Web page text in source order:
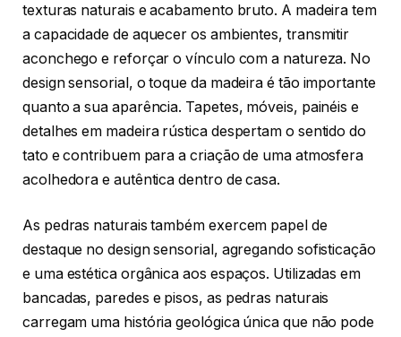
texturas naturais e acabamento bruto. A madeira tem
a capacidade de aquecer os ambientes, transmitir
aconchego e reforçar o vínculo com a natureza. No
design sensorial, o toque da madeira é tão importante
quanto a sua aparência. Tapetes, móveis, painéis e
detalhes em madeira rústica despertam o sentido do
tato e contribuem para a criação de uma atmosfera
acolhedora e autêntica dentro de casa.
As pedras naturais também exercem papel de
destaque no design sensorial, agregando sofisticação
e uma estética orgânica aos espaços. Utilizadas em
bancadas, paredes e pisos, as pedras naturais
carregam uma história geológica única que não pode